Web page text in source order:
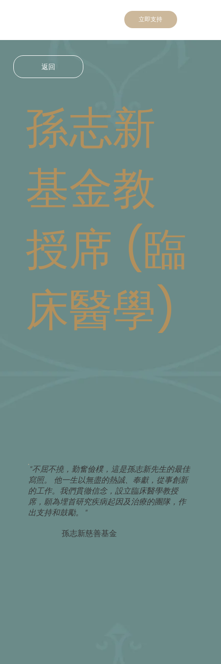
立即支持
"不屈不撓，勤奮儉樸，這是孫志新先生的最佳
寫照。 他一生以無盡的熱誠、奉獻，從事創新
的工作。我們貫徹信念，設立臨床醫學教授
席，願為埋首研究疾病起因及治療的團隊，作
出支持和鼓勵。"
孫志新慈善基金
孫志新
基金教
授席 (臨
床醫學)
返回